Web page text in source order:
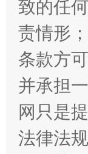
解纷+调
致的任
责情形；
条款方
并承担
网只是
法律法